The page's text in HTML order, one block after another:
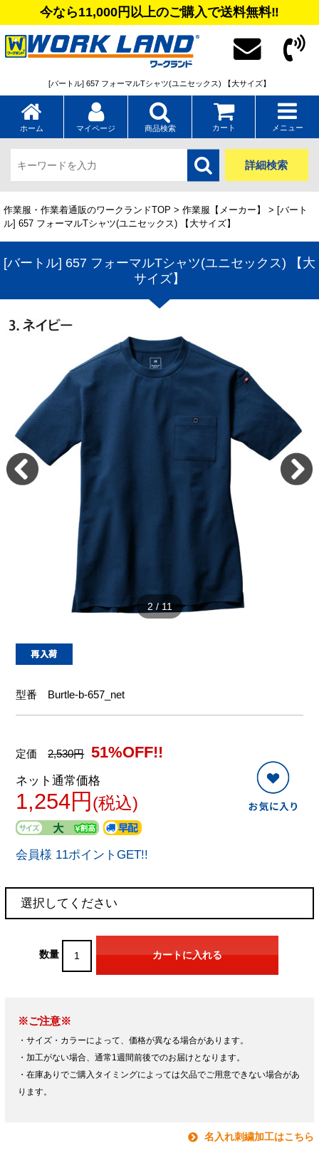
今なら11,000円以上のご購入で送料無料‼
[バートル] 657 フォーマルTシャツ(ユニセックス) 【大サイズ】
ホーム マイページ 商品検索 カート メニュー
詳細検索
作業服・作業着通販のワークランドTOP > 作業服【メーカー】
> [バート
ル] 657 フォーマルTシャツ(ユニセックス) 【大サイズ】
[バートル] 657 フォーマルTシャツ(ユニセックス) 【大
サイズ】
2/11
型番 Burtle-b-657_net
定価2,530円 51%OFF!!
ネット通常価格
1,254円 (税込)
会員様 11ポイントGET!!
数量
※ご注意※
・サイズ・カラーによって、価格が異なる場合があります。
・加工がない場合、通常1週間前後でのお届けとなります。
・在庫ありでご購入タイミングによっては欠品でご用意できない場合があ
ります。
名入れ刺繍加工はこちら